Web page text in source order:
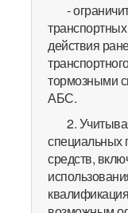
-
действия
тормозными
АБС.
2.
специальных
средств,